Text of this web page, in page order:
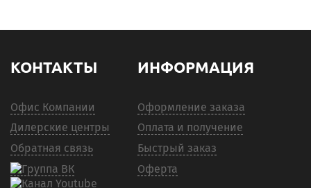
КОНТАКТЫ
Офис Компании
Дилерские центры
Обратная связь
ИНФОРМАЦИЯ
Оформление заказа
Оплата и получение
Быстрый заказ
Оферта